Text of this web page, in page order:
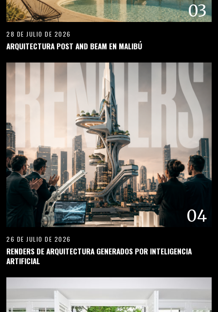
03
28 DE JULIO DE 2026
ARQUITECTURA POST AND BEAM EN MALIBÚ
04
26 DE JULIO DE 2026
RENDERS DE ARQUITECTURA GENERADOS POR INTELIGENCIA
ARTIFICIAL